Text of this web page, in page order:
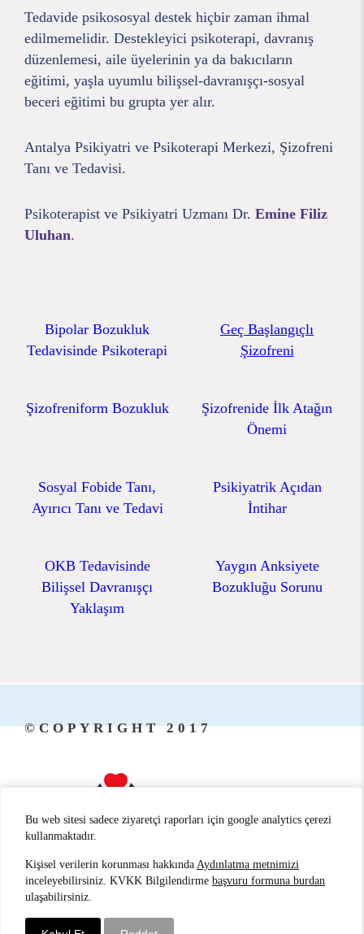
Tedavide psikososyal destek hiçbir zaman ihmal
edilmemelidir. Destekleyici psikoterapi, davranış
düzenlemesi, aile üyelerinin ya da bakıcıların
eğitimi, yaşla uyumlu bilişsel-davranışçı-sosyal
beceri eğitimi bu grupta yer alır.
Antalya Psikiyatri ve Psikoterapi Merkezi, Şizofreni
Tanı ve Tedavisi.
Psikoterapist ve Psikiyatri Uzmanı Dr. Emine Filiz
Uluhan.
Bipolar Bozukluk
Tedavisinde Psikoterapi
Geç Başlangıçlı
Şizofreni
Şizofreniform Bozukluk
Şizofrenide İlk Atağın
Önemi
Sosyal Fobide Tanı,
Ayırıcı Tanı ve Tedavi
Psikiyatrik Açıdan
İntihar
OKB Tedavisinde
Bilişsel Davranışçı
Yaklaşım
Yaygın Anksiyete
Bozukluğu Sorunu
©COPYRIGHT 2017
ANTALYA PSİKİYATRİ / ANTALYA
Bu web sitesi sadece ziyaretçi raporları için google analytics çerezi
kullanmaktadır.
Kişisel verilerin korunması hakkında Aydınlatma metnimizi
inceleyebilirsiniz. KVKK Bilgilendirme başvuru formuna burdan
ulaşabilirsiniz.